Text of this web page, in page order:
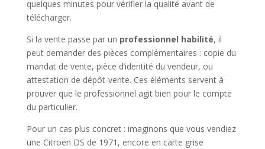
quelques minutes pour vérifier la qualité avant de
télécharger.
Si la vente passe par un professionnel habilité, il
peut demander des pièces complémentaires : copie du
mandat de vente, pièce d’identité du vendeur, ou
attestation de dépôt-vente. Ces éléments servent à
prouver que le professionnel agit bien pour le compte
du particulier.
Pour un cas plus concret : imaginons que vous vendiez
une Citroën DS de 1971, encore en carte grise